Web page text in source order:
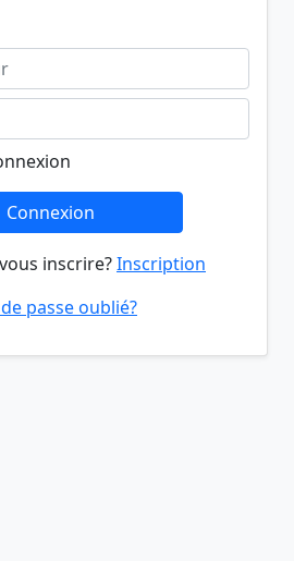
Connexion
inscrire?Inscription
passe oublié?